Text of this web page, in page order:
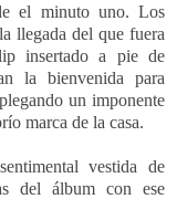
el minuto uno. Los
llegada del que fuera
insertado a pie de
la bienvenida para
un imponente
marca de la casa.
vestida de
del álbum con ese